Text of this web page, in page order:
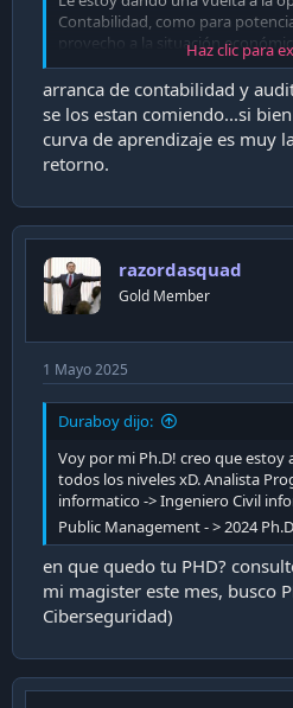
Contabilidad, como para
provecho a la situación
pensado en Derecho o
agregaría tanto valor para lo
Alguien sabe dónde podría ser
estudiar Contabilidad online o
Haz clic para
arranca de contabilidad y
se los estan comiendo...si
curva de aprendizaje es muy
retorno.
razordasquad
Gold Member
1 Mayo 2025
Duraboy dijo:
Voy por mi Ph.D! creo que
todos los niveles xD. Analista
informatico -> Ingeniero Civil
Public Management - > 2024 Ph.D
en que quedo tu PHD?
mi magister este mes, busco
Ciberseguridad)